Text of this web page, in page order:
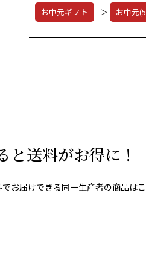
お中元ギフト
＞ お中元
と送料がお得に！
お届けできる同一生産者の商品は